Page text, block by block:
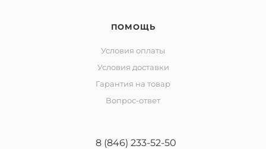
ПОМОЩЬ
Условия оплаты
Условия доставки
Гарантия на товар
Вопрос-ответ
8 (846) 233-52-50